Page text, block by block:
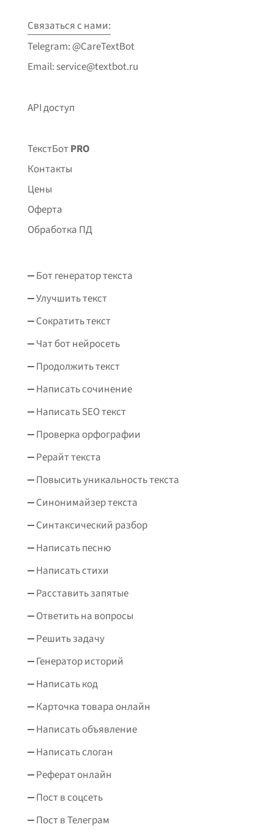
Связаться с нами:
Telegram: @CareTextBot
Email: service@textbot.ru
API доступ
ТекстБотPRO
Контакты
Цены
Оферта
Обработка ПД
Бот генератор текста
Улучшить текст
Сократить текст
Чат бот нейросеть
Продолжить текст
Написать сочинение
Написать SEO текст
Проверка орфографии
Рерайт текста
Повысить уникальность текста
Синонимайзер текста
Синтаксический разбор
Написать песню
Написать стихи
Расставить запятые
Ответить на вопросы
Решить задачу
Генератор историй
Написать код
Карточка товара онлайн
Написать объявление
Написать слоган
Реферат онлайн
Пост в соцсеть
Пост в Телеграм